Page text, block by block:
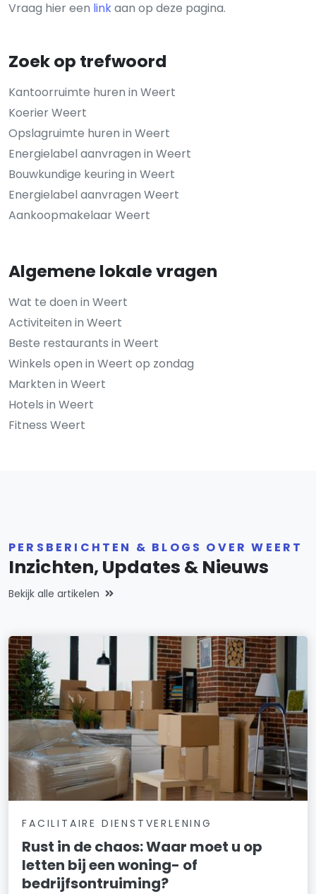
Vraag hier een linkaan op deze pagina.
Zoek op trefwoord
Kantoorruimte huren in Weert
Koerier Weert
Opslagruimte huren in Weert
Energielabel aanvragen in Weert
Bouwkundige keuring in Weert
Energielabel aanvragen Weert
Aankoopmakelaar Weert
Algemene lokale vragen
Wat te doen in Weert
Activiteiten in Weert
Beste restaurants in Weert
Winkels open in Weert op zondag
Markten in Weert
Hotels in Weert
Fitness Weert
PERSBERICHTEN & BLOGS OVER WEERT
Inzichten, Updates & Nieuws
Bekijk alle artikelen
FACILITAIRE DIENSTVERLENING
Rust in de chaos: Waar moet u op
letten bij een woning- of
bedrijfsontruiming?